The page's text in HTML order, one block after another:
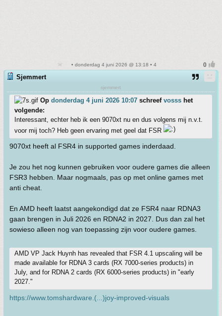
• donderdag 4 juni 2026 @ 13:18 • 4
Sjemmert
sjemmert
Op donderdag 4 juni 2026 10:07 schreef vosss het
volgende:
Interessant, echter heb ik een 9070xt nu en dus volgens mij n.v.t.
voor mij toch? Heb geen ervaring met geel dat FSR
9070xt heeft al FSR4 in supported games inderdaad.
Je zou het nog kunnen gebruiken voor oudere games die alleen
FSR3 hebben. Maar nogmaals, pas op met online games met
anti cheat.
En AMD heeft laatst aangekondigd dat ze FSR4 naar RDNA3
gaan brengen in Juli 2026 en RDNA2 in 2027. Dus dan zal het
sowieso alleen nog van toepassing zijn voor oudere games.
AMD VP Jack Huynh has revealed that FSR 4.1 upscaling will be
made available for RDNA 3 cards (RX 7000-series products) in
July, and for RDNA 2 cards (RX 6000-series products) in "early
2027."
https://www.tomshardware.(...)joy-improved-visuals